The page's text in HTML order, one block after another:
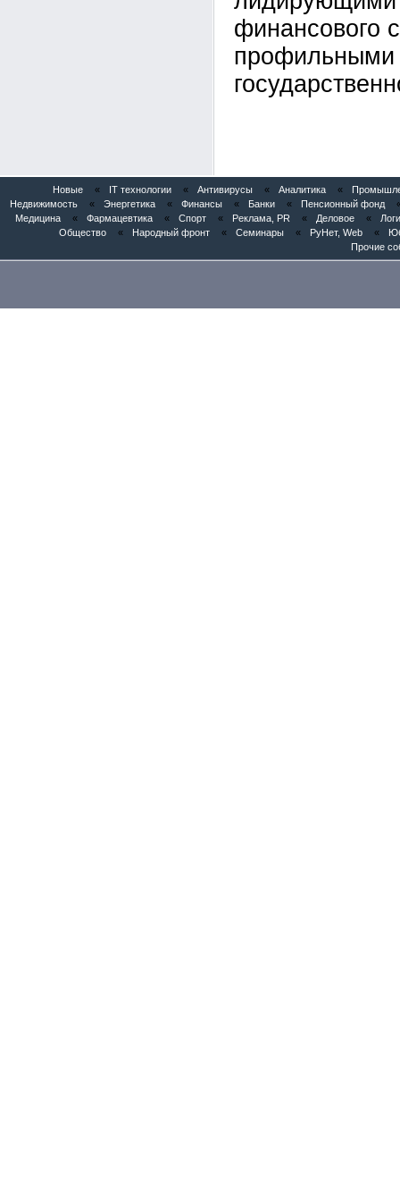
финансового
профильными
Новые « IT технологии « Антивирусы « Аналитика «
Недвижимость
« Энергетика « Финансы « Банки « Пенсионный фонд
Медицина
« Фармацевтика « Спорт « Реклама, PR « Деловое «
Общество
« Народный фронт « Семинары « РуНет, Web «
Прочие